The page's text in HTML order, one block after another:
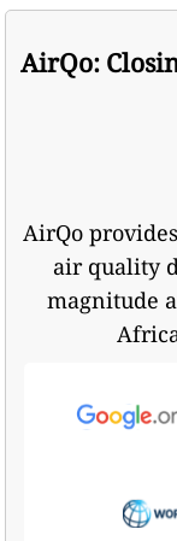
AirQo:
AirQo
air quality
magnitude